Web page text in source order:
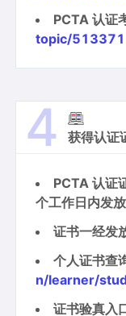
PCTA 认证
topic/513371
4 获得认证
PCTA 认证
个工作日内发放
证书一经发
个人证书查
n/learner/
证书验真入